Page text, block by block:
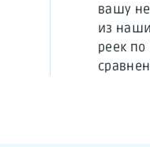
вашу
из
реек